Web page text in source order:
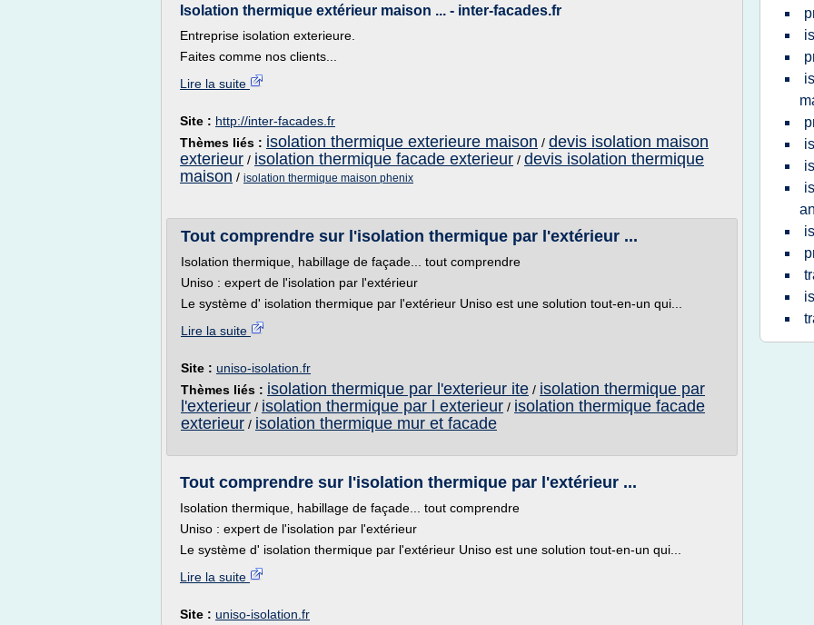
Isolation thermique extérieur maison ... - inter-facades.fr
Entreprise isolation exterieure.
Faites comme nos clients...
Lire la suite
Site : http://inter-facades.fr
Thèmes liés : isolation thermique exterieure maison / devis isolation maison
exterieur / isolation thermique facade exterieur / devis isolation thermique
maison / isolation thermique maison phenix
Tout comprendre sur l'isolation thermique par l'extérieur ...
Isolation thermique, habillage de façade... tout comprendre
Uniso : expert de l'isolation par l'extérieur
Le système d' isolation thermique par l'extérieur Uniso est une solution tout-en-un qui...
Lire la suite
Site : uniso-isolation.fr
Thèmes liés : isolation thermique par l'exterieur ite / isolation thermique par
l'exterieur / isolation thermique par l exterieur / isolation thermique facade
exterieur / isolation thermique mur et facade
Tout comprendre sur l'isolation thermique par l'extérieur ...
Isolation thermique, habillage de façade... tout comprendre
Uniso : expert de l'isolation par l'extérieur
Le système d' isolation thermique par l'extérieur Uniso est une solution tout-en-un qui...
Lire la suite
Site : uniso-isolation.fr